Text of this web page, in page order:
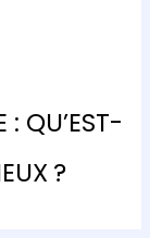
: QU’EST-
?